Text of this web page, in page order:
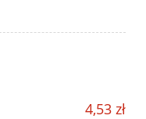
4,53 zł